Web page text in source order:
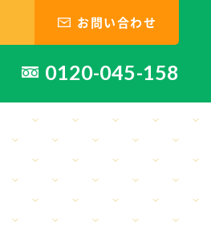
お問い合わせ
0120-045-158